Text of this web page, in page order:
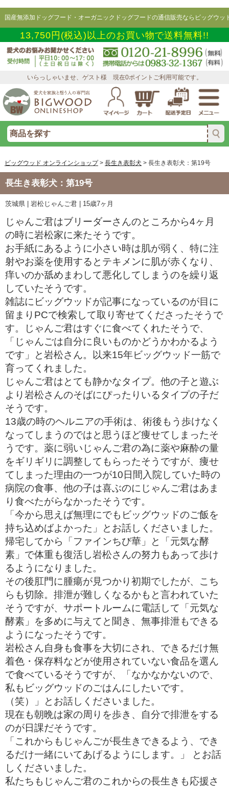
国産無添加ドッグフード・オーガニックドッグフードの通信販売ならビッグウッ
13,750円(税込)以上のお買い物で送料無料!!
いらっしゃいませ、ゲスト様 現在0ポイントご利用可能です。
ビッグウッド オンラインショップ> 長生き表彰犬 > 長生き表彰犬：第19号
長生き表彰犬：第19号
茨城県 | 岩松じゃんご君 | 15歳7ヶ月
じゃんご君はブリーダーさんのところから4ヶ月
の時に岩松家に来たそうです。
お手紙にあるように小さい時は肌が弱く、特に注
射やお薬を使用するとテキメンに肌が赤くなり、
痒いのか舐めまわして悪化してしまうのを繰り返
していたそうです。
雑誌にビッグウッドが記事になっているのが目に
留まりPCで検索して取り寄せてくださったそうで
す。じゃんご君はすぐに食べてくれたそうで、
「じゃんごは自分に良いものかどうかわかるよう
です」と岩松さん。以来15年ビッグウッド一筋で
育ってくれました。
じゃんご君はとても静かなタイプ。他の子と遊ぶ
より岩松さんのそばにぴったりいるタイプの子だ
そうです。
13歳の時のヘルニアの手術は、術後もう歩けなく
なってしまうのではと思うほど痩せてしまったそ
うです。薬に弱いじゃんご君の為に薬や麻酔の量
をギリギリに調整してもらったそうですが、痩せ
てしまった理由の一つが10日間入院していた時の
病院の食事、他の子は喜ぶのにじゃんご君はあま
り食べたがらなかったそうです。
「今から思えば無理にでもビッグウッドのご飯を
持ち込めばよかった」とお話しくださいました。
帰宅してから「ファインちび華」と「元気な酵
素」で体重も復活し岩松さんの努力もあって歩け
るようになりました。
その後肛門に腫瘍が見つかり初期でしたが、こち
らも切除。排泄が難しくなるかもと言われていた
そうですが、サポートルームに電話して「元気な
酵素」を多めに与えてと聞き、無事排泄もできる
ようになったそうです。
岩松さん自身も食事を大切にされ、できるだけ無
着色・保存料などが使用されていない食品を選ん
で食べているそうですが、「なかなかないので、
私もビッグウッドのごはんにしたいです。
（笑）」とお話しくださいました。
現在も朝晩は家の周りを歩き、自分で排泄をする
のが日課だそうです。
「これからもじゃんごが長生きできるよう、でき
るだけ一緒にいてあげるようにします。」 とお話
しくださいました。
私たちもじゃんご君のこれからの長生きも応援さ